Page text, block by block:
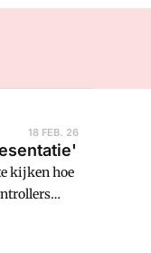
18 FEB. 26
kijken hoe